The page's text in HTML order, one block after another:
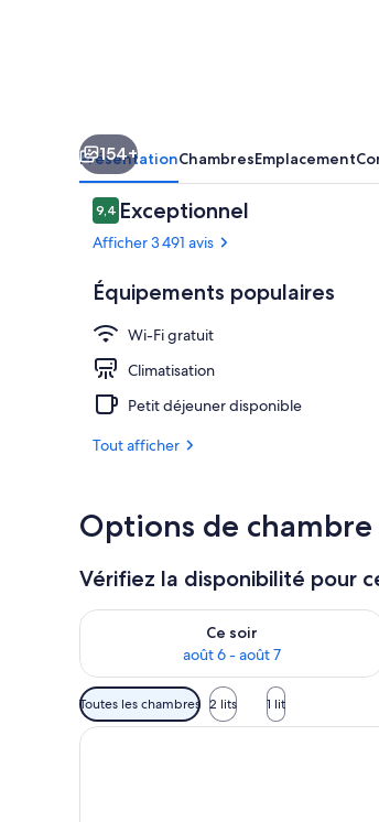
154+
PrésentationChambresEmplacement
Avis
voyageurs
9,49,4 sur 10
Exceptionnel
Afficher 3 491 avis
Équipements populaires
Wi-Fi gratuit
Climatisation
Petit déjeuner disponible
Tout afficher
Options de chambre
Vérifiez la disponibilité pour
Ce soir
août 6 - août 7
Vérifier la disponibilité pour ce soir
Filtres
disponibles
pour
Toutes les chambres 2 lits 1 lit